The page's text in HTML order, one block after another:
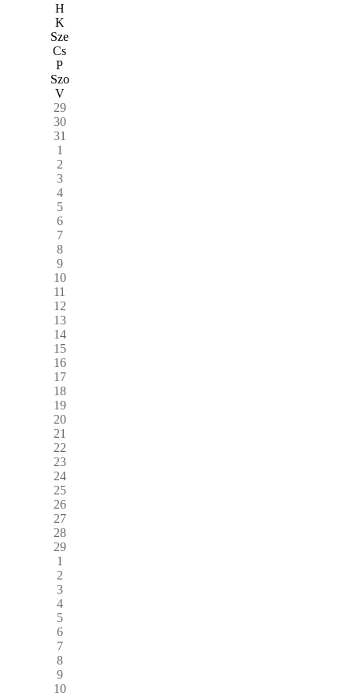
H
K
Sze
Cs
P
Szo
V
29
30
31
1
2
3
4
5
6
7
8
9
10
11
12
13
14
15
16
17
18
19
20
21
22
23
24
25
26
27
28
29
1
2
3
4
5
6
7
8
9
10